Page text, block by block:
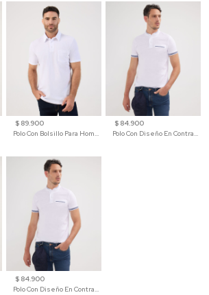
$ 89.900
Polo Con Bolsillo Para Hombre
$ 84.900
Polo Con Diseño En Contraste
$ 84.900
Polo Con Diseño En Contraste